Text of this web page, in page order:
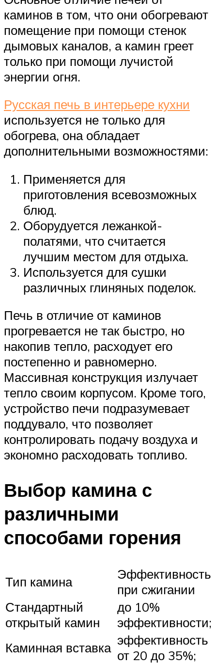
каминов в том, что они обогревают
помещение при помощи стенок
дымовых каналов, а камин греет
только при помощи лучистой
энергии огня.
Русская печь в интерьере кухни
используется не только для
обогрева, она обладает
дополнительными возможностями:
Применяется для
приготовления всевозможных
блюд.
Оборудуется лежанкой-
полатями, что считается
лучшим местом для отдыха.
Используется для сушки
различных глиняных поделок.
Печь в отличие от каминов
прогревается не так быстро, но
накопив тепло, расходует его
постепенно и равномерно.
Массивная конструкция излучает
тепло своим корпусом. Кроме того,
устройство печи подразумевает
поддувало, что позволяет
контролировать подачу воздуха и
экономно расходовать топливо.
Выбор камина с
различными
способами горения
Тип камина
Эффективность
при сжигании
Стандартный
открытый камин
до 10%
эффективности;
Каминная вставка эффективность
от 20 до 35%;